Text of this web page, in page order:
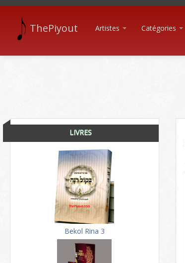
ThePiyout Artistes Catégories
LIVRES
Bekol Rina 3